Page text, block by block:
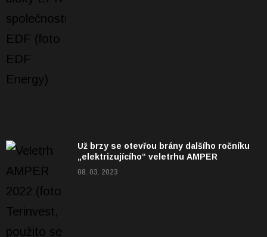
Už brzy se otevřou brány dalšího ročníku
„elektrizujícího“ veletrhu AMPER
08. 03. 2023